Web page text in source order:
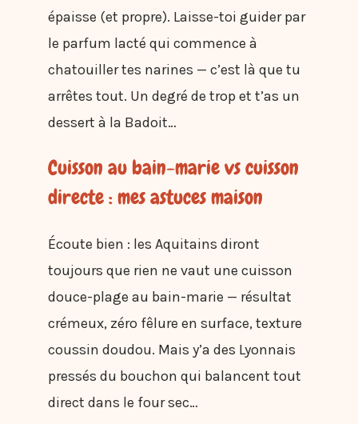
épaisse (et propre). Laisse-toi guider par
le parfum lacté qui commence à
chatouiller tes narines — c’est là que tu
arrêtes tout. Un degré de trop et t’as un
dessert à la Badoit…
Cuisson au bain-marie vs cuisson
directe : mes astuces maison
Écoute bien : les Aquitains diront
toujours que rien ne vaut une cuisson
douce-plage au bain-marie — résultat
crémeux, zéro fêlure en surface, texture
coussin doudou. Mais y’a des Lyonnais
pressés du bouchon qui balancent tout
direct dans le four sec…